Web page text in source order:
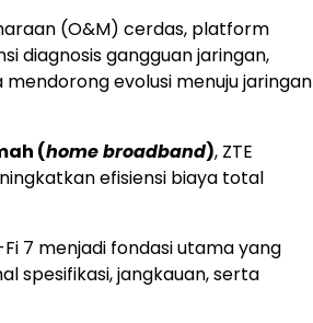
(O&M) cerdas, platform
diagnosis gangguan jaringan,
evolusi menuju jaringan
(home broadband), ZTE
efisiensi biaya total
7 menjadi fondasi utama yang
spesifikasi, jangkauan, serta